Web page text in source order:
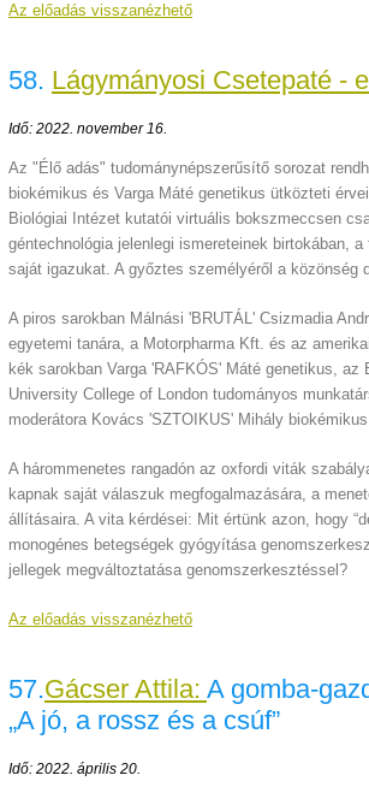
Az előadás visszanézhető
58. Lágymányosi Csetepaté -
Idő: 2022. november 16.
Az "Élő adás" tudománynépszerűsítő sorozat
biokémikus és Varga Máté genetikus ütközteti
Biológiai Intézet kutatói virtuális bokszmeccsen
géntechnológia jelenlegi ismereteinek birtokában,
saját igazukat. A győztes személyéről a közönség
A piros sarokban Málnási 'BRUTÁL' Csizmadia
egyetemi tanára, a Motorpharma Kft. és az
kék sarokban Varga 'RAFKÓS' Máté genetikus,
University College of London tudományos
moderátora Kovács 'SZTOIKUS' Mihály
A hárommenetes rangadón az oxfordi viták
kapnak saját válaszuk megfogalmazására, a
állításaira. A vita kérdései: Mit értünk azon, hogy
monogénes betegségek gyógyítása
jellegek megváltoztatása genomszerkesztéssel?
Az előadás visszanézhető
57.Gácser Attila: A gomba-
„A jó, a rossz és a csúf”
Idő: 2022. április 20.